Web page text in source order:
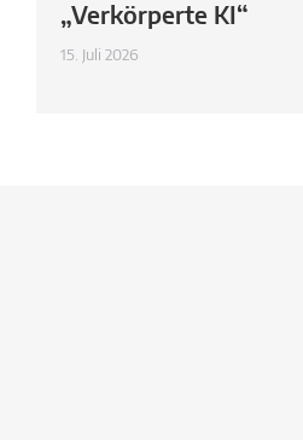
„Verkörperte KI“
15. Juli 2026